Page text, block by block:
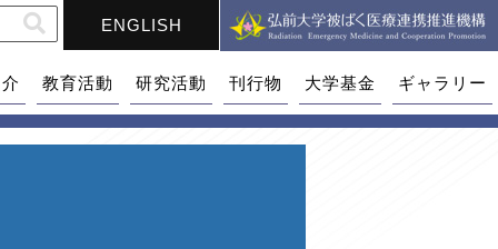
ENGLISH
教育活動 研究活動 刊行物 大学基金 ギャラリー